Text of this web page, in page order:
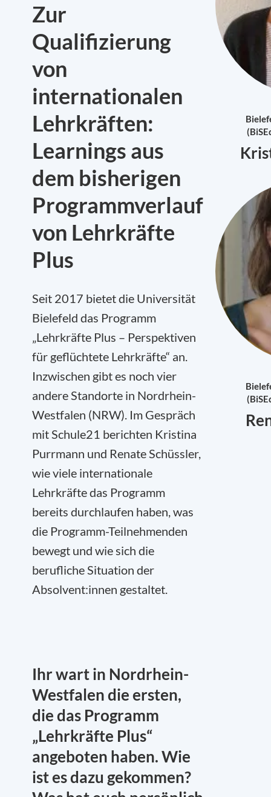
Zur
Qualifizierung
von
internationalen
Lehrkräften:
Learnings aus
dem bisherigen
Programmverlauf
von Lehrkräfte
Plus
Seit 2017 bietet die Universität
Bielefeld das Programm
„Lehrkräfte Plus – Perspektiven
für geflüchtete Lehrkräfte“ an.
Inzwischen gibt es noch vier
andere Standorte in Nordrhein-
Westfalen (NRW). Im Gespräch
mit Schule21 berichten Kristina
Purrmann und Renate Schüssler,
wie viele internationale
Lehrkräfte das Programm
bereits durchlaufen haben, was
die Programm-Teilnehmenden
bewegt und wie sich die
berufliche Situation der
Absolvent:innen gestaltet.
Ihr wart in Nordrhein-
Westfalen die ersten,
die das Programm
„Lehrkräfte Plus“
angeboten haben. Wie
ist es dazu gekommen?